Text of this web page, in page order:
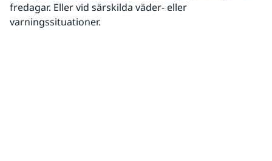
fredagar. Eller vid särskilda väder- eller
varningssituationer.